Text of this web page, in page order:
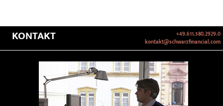
KONTAKT
+49.611.580.2929.0
kontakt@schwarzfinancial.com